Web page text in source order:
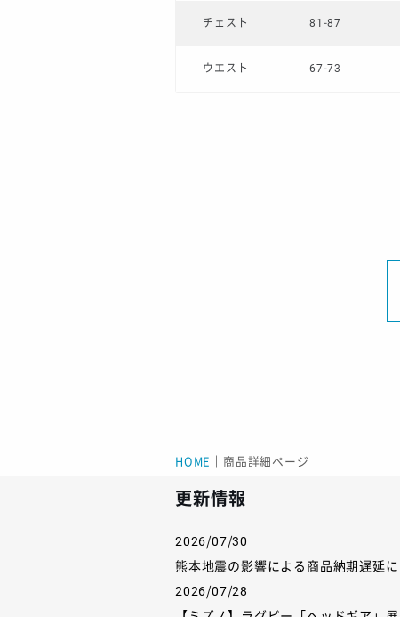
チェスト 81-87
ウエスト 67-73
HOME 商品詳細ページ
更新情報
2026/07/30
熊本地震の影響による商品納期遅延
2026/07/28